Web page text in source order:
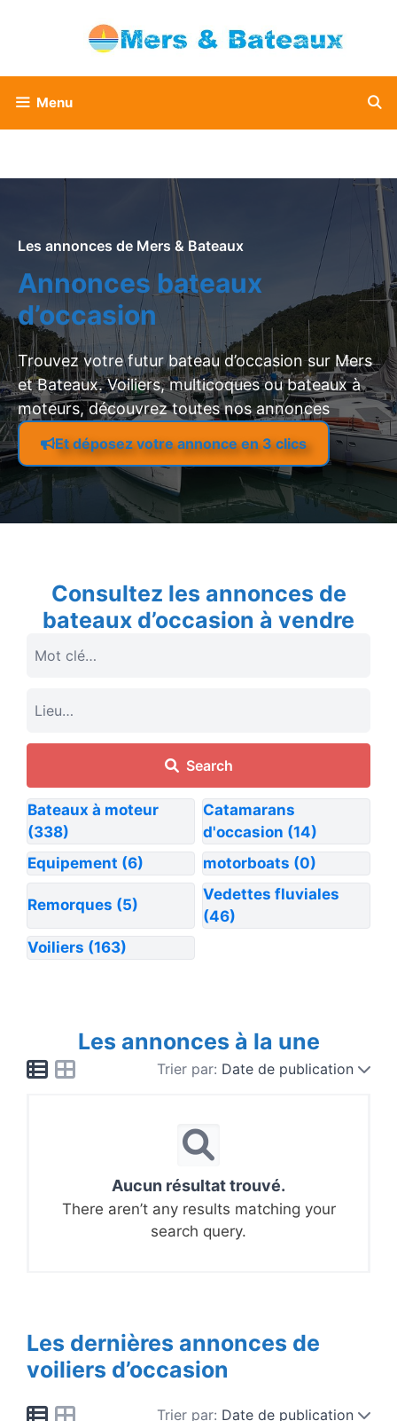
Menu
Les annonces de Mers & Bateaux
Annonces bateaux
d’occasion
Trouvez votre futur bateau d’occasion sur Mers
et Bateaux. Voiliers, multicoques ou bateaux à
moteurs, découvrez toutes nos annonces
Et déposez votre annonce en 3 clics
Consultez les annonces de
bateaux d’occasion à vendre
Search
Bateaux à moteur
(338)
Catamarans
d'occasion (14)
Equipement (6) motorboats (0)
Remorques (5)
Vedettes fluviales
(46)
Voiliers (163)
Les annonces à la une
Trier par: Date de publication
Aucun résultat trouvé.
There aren’t any results matching your
search query.
Les dernières annonces de
voiliers d’occasion
Trier par: Date de publication